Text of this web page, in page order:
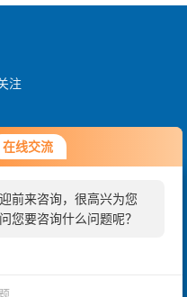
在线交流
前来咨询，很高兴为您
您要咨询什么问题呢？
停留很久了，是否找到
，您可以直接在线与我
在线交流
前来咨询，很高兴为您
您要咨询什么问题呢？
注
大厦